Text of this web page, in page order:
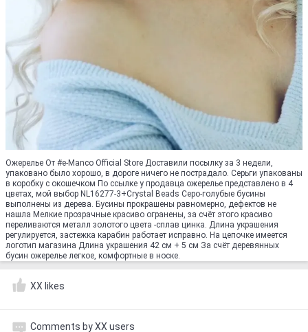
Ожерелье От #e-Manco Official Store Доставили посылку за 3 недели,
упаковано было хорошо, в дороге ничего не пострадало. Серьги упакованы
в коробку с окошечком По ссылке у продавца ожерелье представлено в 4
цветах, мой выбор NL16277-3+Crystal Beads Серо-голубые бусины
выполнены из дерева. Бусины прокрашены равномерно, дефектов не
нашла Мелкие прозрачные красиво огранены, за счёт этого красиво
переливаются металл золотого цвета -сплав цинка. Длина украшения
регулируется, застежка карабин работает исправно. На цепочке имеется
логотип магазина Длина украшения 42 см + 5 см За счёт деревянных
бусин ожерелье легкое, комфортные в носке.
XX likes
Comments by XX users